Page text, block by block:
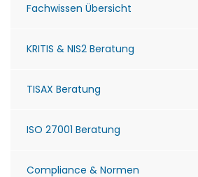
Fachwissen Übersicht
KRITIS & NIS2 Beratung
TISAX Beratung
ISO 27001 Beratung
Compliance & Normen